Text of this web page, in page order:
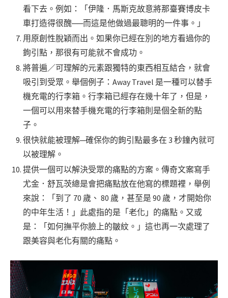
看下去。例如：「伊隆．馬斯克故意將那臺賽博皮卡
車打造得很醜──而這是他做過最聰明的一件事。」
用原創性脫穎而出。如果你已經在別的地方看過你的
鉤引點，那很有可能就不會成功。
將普遍／可理解的元素跟獨特的東西相互結合，就會
吸引到受眾。舉個例子：Away Travel 是一種可以替手
機充電的行李箱。行李箱已經存在幾十年了，但是，
一個可以用來替手機充電的行李箱則是個全新的點
子。
很快就能被理解─確保你的鉤引點最多在 3 秒鐘內就可
以被理解。
提供一個可以解決受眾的痛點的方案。傳奇文案寫手
尤金．舒瓦茨總是會把痛點放在他寫的標題裡，舉例
來說：「到了 70 歲、 80 歲，甚至是 90 歲，才開始你
的中年生活！」此處指的是「老化」的痛點。又或
是：「如何撫平你臉上的皺紋。」這也再一次處理了
跟美容與老化有關的痛點。